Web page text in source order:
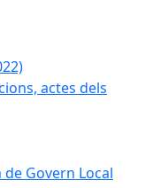
actes dels
Govern Local